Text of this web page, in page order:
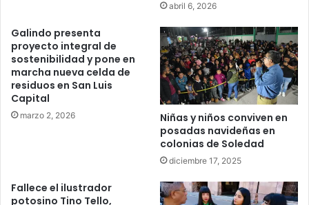
abril 6, 2026
Galindo presenta
proyecto integral de
sostenibilidad y pone en
marcha nueva celda de
residuos en San Luis
Capital
marzo 2, 2026
Niñas y niños conviven en
posadas navideñas en
colonias de Soledad
diciembre 17, 2025
Fallece el ilustrador
potosino Tino Tello,